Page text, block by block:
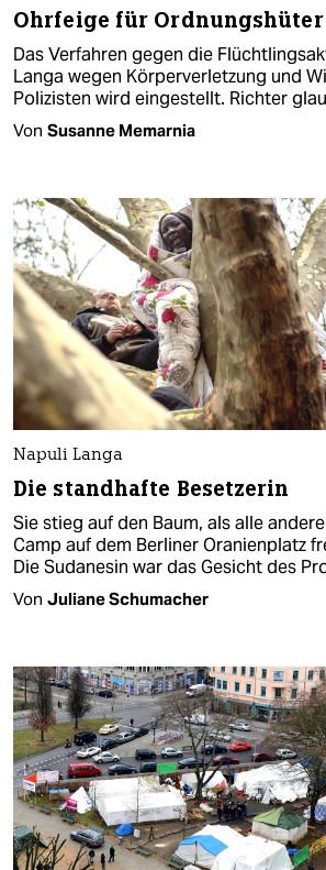
Ohrfeige für Ordnungshüter
Das Verfahren gegen die
Langa wegen Körperverletzung und
Polizisten wird eingestellt. Richter
Von Susanne Memarnia
Napuli Langa
Die standhafte Besetzerin
Sie stieg auf den Baum, als alle
Camp auf dem Berliner Oranienplatz
Die Sudanesin war das Gesicht des
Von Juliane Schumacher